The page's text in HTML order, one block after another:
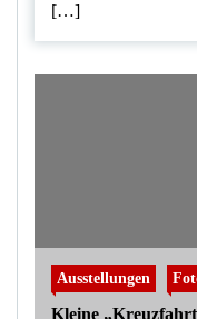
[…]
Ausstellungen
Kleine